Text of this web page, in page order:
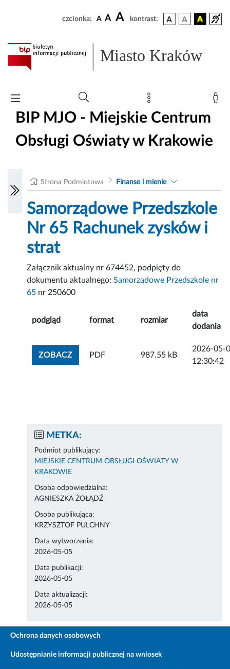
czcionka: A A A kontrast:
Miasto Kraków
BIP MJO - Miejskie Centrum
Obsługi Oświaty w Krakowie
Strona Podmiotowa Finanse i mienie
Samorządowe Przedszkole
Nr 65 Rachunek zysków i
strat
Załącznik aktualny nr 674452, podpięty do
dokumentu aktualnego:Samorządowe Przedszkole nr
65 nr 250600
podgląd format rozmiar
data
dodania
ZOBACZZOBACZ ZAŁĄCZNIK
PDF 987.55 kB
2026-05-
12:30:42
METKA:
Podmiot publikujący:
MIEJSKIE CENTRUM OBSŁUGI OŚWIATY W
KRAKOWIE
Osoba odpowiedzialna:
AGNIESZKA ŻOŁĄDŹ
Osoba publikująca:
KRZYSZTOF PULCHNY
Data wytworzenia:
2026-05-05
Data publikacji:
2026-05-05
Data aktualizacji:
2026-05-05
Ochrona danych osobowych
Udostępnianie informacji publicznej na wniosek